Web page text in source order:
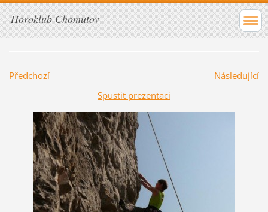
Horoklub Chomutov
Předchozí
Následující
Spustit prezentaci